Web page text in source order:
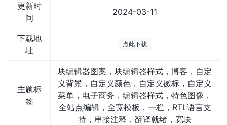
更新时
间
2024-03-11
下载地
址
点此下载
主题标
签
块编辑器图案，块编辑器样式，博客，自定
义背景，自定义颜色，自定义徽标，自定义
菜单，电子商务，编辑器样式，特色图像，
全站点编辑，全宽模板，一栏，RTL语言支
持，串接注释，翻译就绪，宽块